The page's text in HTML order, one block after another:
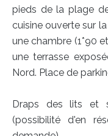
pieds de la plage
cuisine ouverte sur
une chambre (1*90
une terrasse
Nord. Place de
Draps des lits et
(possibilité d'en